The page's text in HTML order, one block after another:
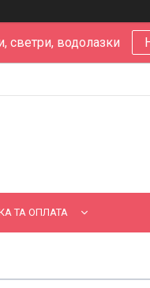
светри, водолазки
ТА ОПЛАТА